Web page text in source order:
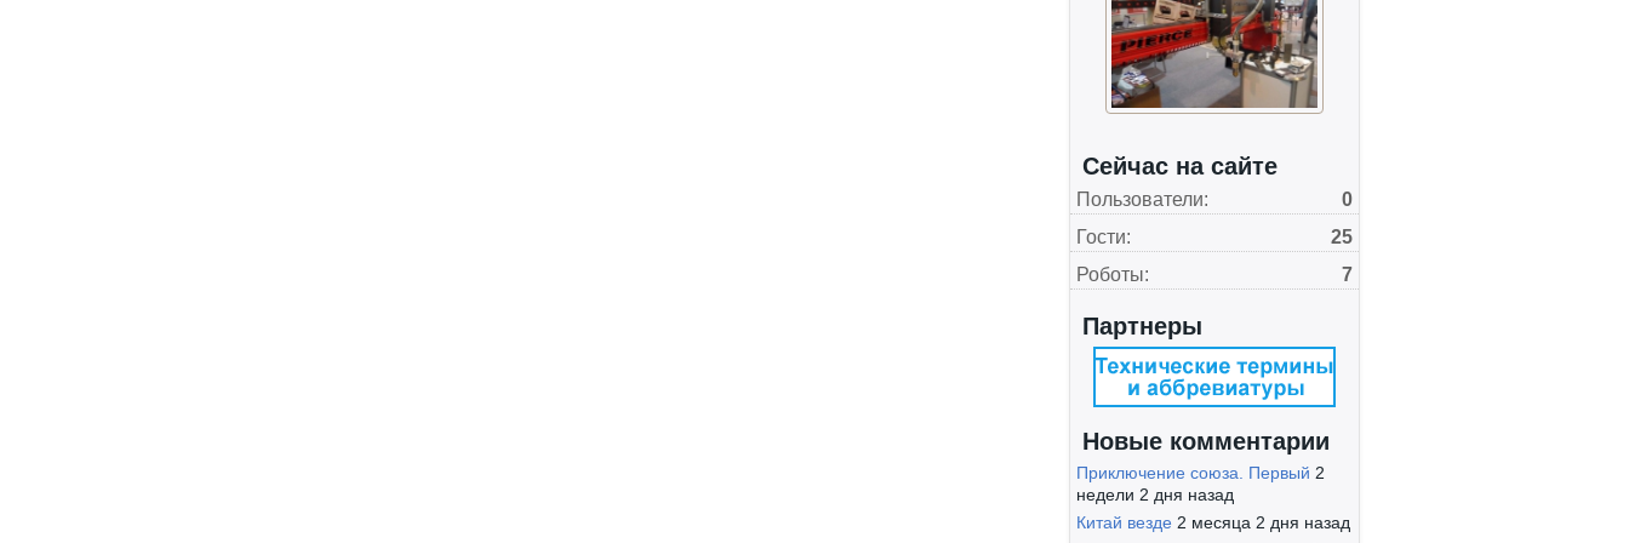
Сейчас на сайте
Пользователи:
0
Гости:
25
Роботы:
7
Партнеры
Новые комментарии
Приключение союза. Первый 2
недели 2 дня назад
Китай везде 2 месяца 2 дня назад